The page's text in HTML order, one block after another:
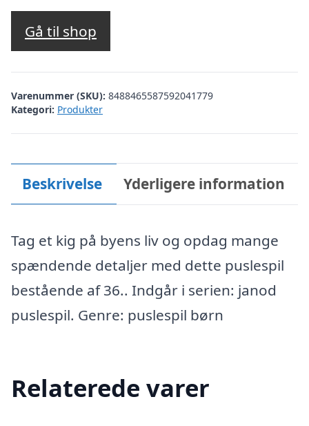
Gå til shop
Varenummer (SKU): 8488465587592041779
Kategori: Produkter
Beskrivelse Yderligere information
Tag et kig på byens liv og opdag mange
spændende detaljer med dette puslespil
bestående af 36.. Indgår i serien: janod
puslespil. Genre: puslespil børn
Relaterede varer